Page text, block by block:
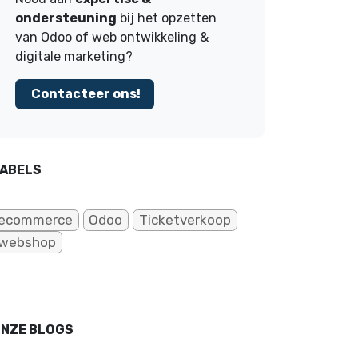
ondersteuning bij het opzetten
van Odoo of web ontwikkeling &
digitale marketing?
Contacteer ons!
Odoo
Ticketverkoop
BLOGS